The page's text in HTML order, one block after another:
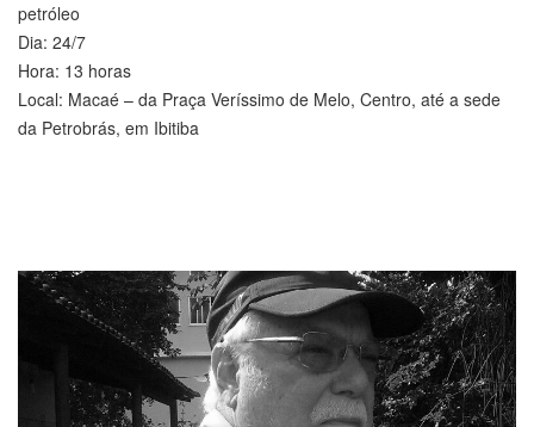
petróleo
Dia: 24/7
Hora: 13 horas
Local: Macaé – da Praça Veríssimo de Melo, Centro, até a sede
da Petrobrás, em Ibitiba